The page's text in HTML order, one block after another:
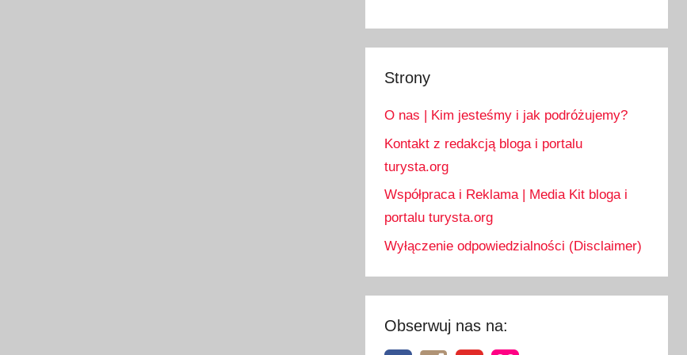
Strony
O nas | Kim jesteśmy i jak podróżujemy?
Kontakt z redakcją bloga i portalu
turysta.org
Współpraca i Reklama | Media Kit bloga i
portalu turysta.org
Wyłączenie odpowiedzialności (Disclaimer)
Obserwuj nas na: